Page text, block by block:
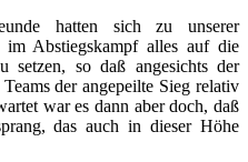
hatten sich zu unserer
im Abstiegskampf alles auf die
setzen, so daß angesichts der
der angepeilte Sieg relativ
war es dann aber doch, daß
das auch in dieser Höhe